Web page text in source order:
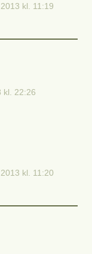
kl. 11:19
kl. 22:26
kl. 11:20